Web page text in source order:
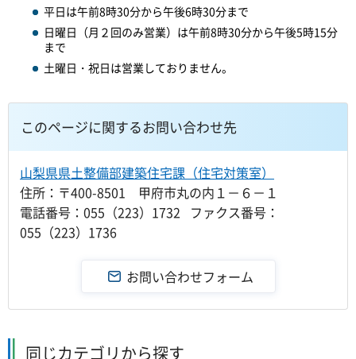
平日は午前8時30分から午後6時30分まで
日曜日（月２回のみ営業）は午前8時30分から午後5時15分
まで
土曜日・祝日は営業しておりません。
このページに関するお問い合わせ先
山梨県県土整備部建築住宅課（住宅対策室）
住所：〒400-8501 甲府市丸の内１－６－１
電話番号：055（223）1732 ファクス番号：
055（223）1736
同じカテゴリから探す